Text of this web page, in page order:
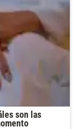
son las